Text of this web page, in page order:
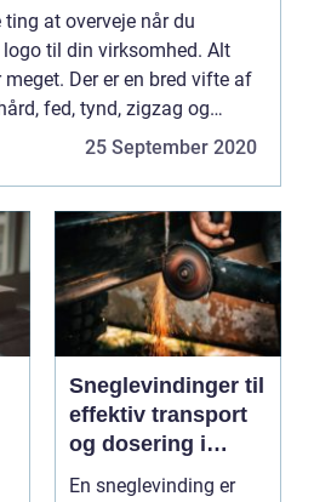
at overveje når du
til din virksomhed. Alt
Der er en bred vifte af
fed, tynd, zigzag og
linje er den, der kan
25 September 2020
Sneglevindinger til
effektiv transport
og dosering i
industrien
En sneglevinding er